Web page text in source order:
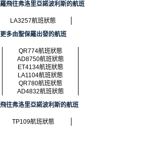
飛往弗洛里亞諾波利斯的航班
LA3257航班狀態
更多由聖保羅出發的航班
QR774航班狀態
AD8750航班狀態
ET4134航班狀態
LA1104航班狀態
QR780航班狀態
AD4832航班狀態
往弗洛里亞諾波利斯的航班
TP109航班狀態